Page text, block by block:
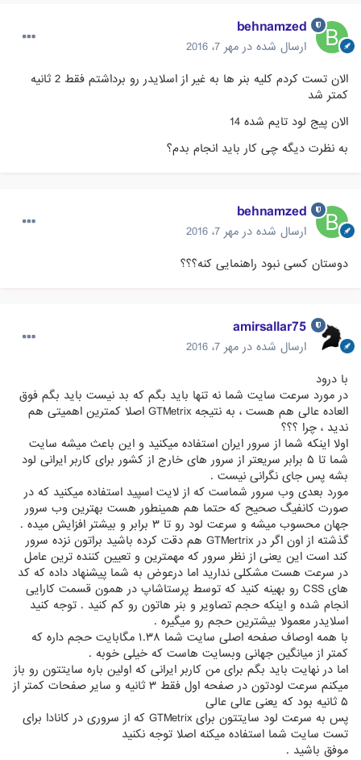
behnamzed
ارسال شده در مهر 7، 2016
الان تست کردم کلیه بنر ها به غیر از اسلایدر رو برداشتم فقط 2 ثانیه
کمتر شد
الان پیج لود تایم شده 14
به نظرت دیگه چی کار باید انجام بدم؟
behnamzed
ارسال شده در مهر 7، 2016
دوستان کسی نبود راهنمایی کنه؟؟؟
amirsallar75
ارسال شده در مهر 7، 2016
با درود
در مورد سرعت سایت شما نه تنها باید بگم که بد نیست باید بگم فوق
العاده عالی هم هست ، به نتیجه GTMetrix اصلا کمترین اهمیتی هم
ندید ، چرا ؟؟؟
اولا اینکه شما از سرور ایران استفاده میکنید و این باعث میشه سایت
شما تا ۵ برابر سریعتر از سرور های خارج از کشور برای کاربر ایرانی لود
بشه پس جای نگرانی نیست .
مورد بعدی وب سرور شماست که از لایت اسپید استفاده میکنید که در
صورت کانفیگ صحیح که حتما هم همینطور هست بهترین وب سرور
جهان محسوب میشه و سرعت لود رو تا ۳ برابر و بیشتر افزایش میده .
گذشته از اون اگر در GTMertrix هم دقت کرده باشید براتون نزده سرور
کند است این یعنی از نظر سرور که مهمترین و تعیین کننده ترین عامل
در سرعت هست مشکلی ندارید اما درعوض به شما پیشنهاد داده که کد
های CSS رو بهینه کنید که توسط پرستاشاپ در همون قسمت کارایی
انجام شده و اینکه حجم تصاویر و بنر هاتون رو کم کنید . توجه کنید
اسلایدر معمولا بیشترین حجم رو میگیره .
با همه اوصاف صفحه اصلی سایت شما ۱.۳۸ مگابایت حجم داره که
کمتر از میانگین جهانی وبسایت هاست که خیلی خوبه .
اما در نهایت باید بگم برای من کاربر ایرانی که اولین باره سایتتون رو باز
میکنم سرعت لودتون در صفحه اول فقط ۳ ثانیه و سایر صفحات کمتر از
۵ ثانیه بود که یعنی عالی عالی
پس به سرعت لود سایتتون برای GTMetrix که از سروری در کانادا برای
تست سایت شما استفاده میکنه اصلا توجه نکنید
موفق باشید .